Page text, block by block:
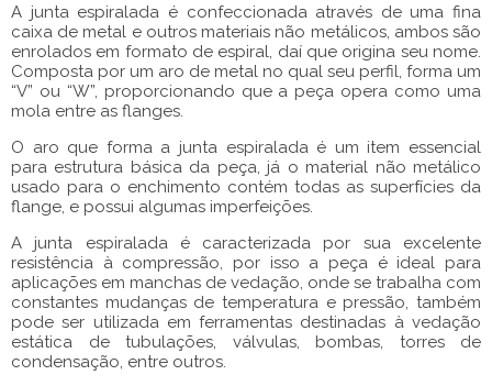
A junta espiralada é confeccionada através de uma fina
caixa de metal e outros materiais não metálicos, ambos são
enrolados em formato de espiral, daí que origina seu nome.
Composta por um aro de metal no qual seu perfil, forma um
“V” ou “W”, proporcionando que a peça opera como uma
mola entre as flanges.
O aro que forma a junta espiraladaé um item essencial
para estrutura básica da peça, já o material não metálico
usado para o enchimento contém todas as superfícies da
flange, e possui algumas imperfeições.
A junta espiraladaé caracterizada por sua excelente
resistência à compressão, por isso a peça é ideal para
aplicações em manchas de vedação, onde se trabalha com
constantes mudanças de temperatura e pressão, também
pode ser utilizada em ferramentas destinadas à vedação
estática de tubulações, válvulas, bombas, torres de
condensação, entre outros.